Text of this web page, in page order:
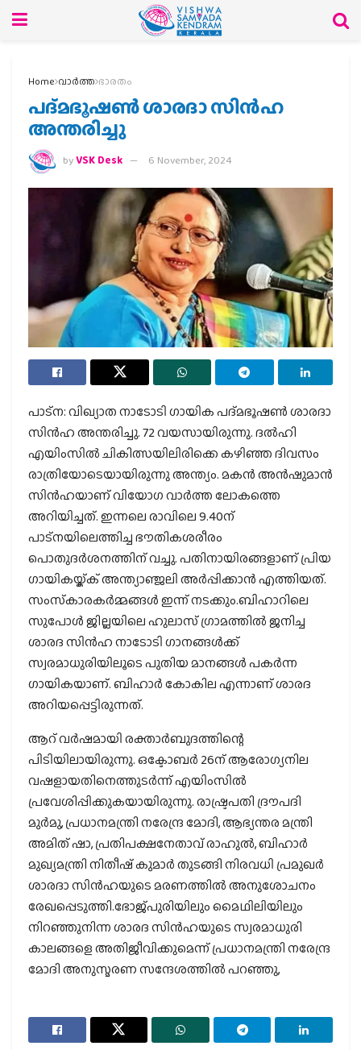
Home വാര്‍ത്ത ഭാരതം
പദ്മഭൂഷണ്‍ ശാരദാ സിന്‍ഹ
അന്തരിച്ചു
byVSK Desk 6 November, 2024
പാട്‌ന: വിഖ്യാത നാടോടി ഗായിക പദ്മഭൂഷണ്‍ ശാരദാ
സിന്‍ഹ അന്തരിച്ചു. 72 വയസായിരുന്നു. ദല്‍ഹി
എയിംസില്‍ ചികിത്സയിലിരിക്കെ കഴിഞ്ഞ ദിവസം
രാത്രിയോടെയായിരുന്നു അന്ത്യം. മകന്‍ അന്‍ഷുമാന്‍
സിന്‍ഹയാണ് വിയോഗ വാര്‍ത്ത ലോകത്തെ
അറിയിച്ചത്. ഇന്നലെ രാവിലെ 9.40ന്
പാട്‌നയിലെത്തിച്ച ഭൗതികശരീരം
പൊതുദര്‍ശനത്തിന് വച്ചു. പതിനായിരങ്ങളാണ് പ്രിയ
ഗായികയ്ക്ക് അന്ത്യാഞ്ജലി അര്‍പ്പിക്കാന്‍ എത്തിയത്.
സംസ്‌കാരകര്‍മ്മങ്ങള്‍ ഇന്ന് നടക്കും.ബിഹാറിലെ
സുപോള്‍ ജില്ലയിലെ ഹുലാസ് ഗ്രാമത്തില്‍ ജനിച്ച
ശാരദ സിന്‍ഹ നാടോടി ഗാനങ്ങള്‍ക്ക്
സ്വരമാധുരിയിലൂടെ പുതിയ മാനങ്ങള്‍ പകര്‍ന്ന
ഗായികയാണ്. ബിഹാര്‍ കോകില എന്നാണ് ശാരദ
അറിയപ്പെട്ടിരുന്നത്.
ആറ് വര്‍ഷമായി രക്താര്‍ബുദത്തിന്റെ
പിടിയിലായിരുന്നു. ഒക്ടോബര്‍ 26ന് ആരോഗ്യനില
വഷളായതിനെത്തുടര്‍ന്ന് എയിംസില്‍
പ്രവേശിപ്പിക്കുകയായിരുന്നു. രാഷ്ട്രപതി ദ്രൗപദി
മുര്‍മു, പ്രധാനമന്ത്രി നരേന്ദ്ര മോദി, ആഭ്യന്തര മന്ത്രി
അമിത് ഷാ, പ്രതിപക്ഷനേതാവ് രാഹുല്‍, ബിഹാര്‍
മുഖ്യമന്ത്രി നിതീഷ് കുമാര്‍ തുടങ്ങി നിരവധി പ്രമുഖര്‍
ശാരദാ സിന്‍ഹയുടെ മരണത്തില്‍ അനുശോചനം
രേഖപ്പെടുത്തി.ഭോജ്പുരിയിലും മൈഥിലിയിലും
നിറഞ്ഞുനിന്ന ശാരദ സിന്‍ഹയുടെ സ്വരമാധുരി
കാലങ്ങളെ അതിജീവിക്കുമെന്ന് പ്രധാനമന്ത്രി നരേന്ദ്ര
മോദി അനുസ്മരണ സന്ദേശത്തില്‍ പറഞ്ഞു,